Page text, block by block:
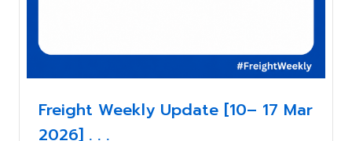
Freight Weekly Update [10– 17 Mar
2026] . . .